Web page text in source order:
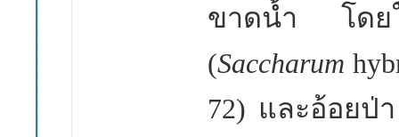
ขาดน้ำ โด
(Saccharum
72) และอ้อยป่า